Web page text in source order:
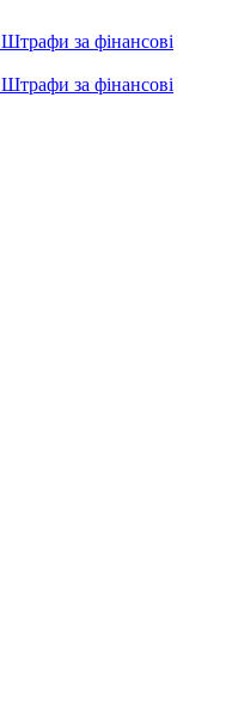
Штрафи за фінансові
Штрафи за фінансові